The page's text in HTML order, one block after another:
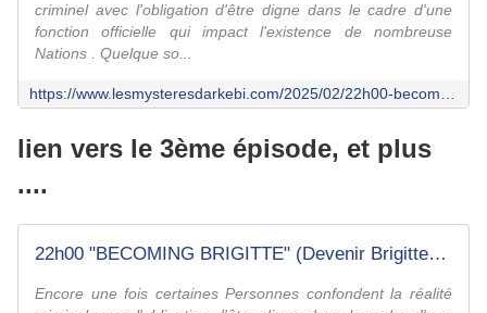
criminel avec l'obligation d'être digne dans le cadre d'une
fonction officielle qui impact l'existence de nombreuse
Nations . Quelque so...
lien vers le 3ème épisode, et plus
....
22h00 "BECOMING BRIGITTE" (Devenir Brigitte) suite ....épisode 3 - fil actualisé au fur et à mesure; rafraîchissez la page ! /+/ - Le fil d'Arkébi
Encore une fois certaines Personnes confondent la réalité